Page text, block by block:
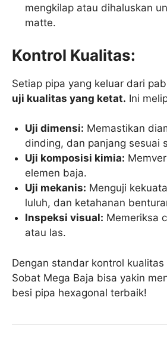
mengkilap atau dihaluskan
matte.
Kontrol Kualitas:
Setiap pipa yang keluar dari
uji kualitas yang ketat. Ini
Uji dimensi: Memastikan
dinding, dan panjang sesuai
Uji komposisi kimia:
elemen baja.
Uji mekanis: Menguji
luluh, dan ketahanan
Inspeksi visual: Memeriksa
atau las.
Dengan standar kontrol
Sobat Mega Baja bisa yakin
besi pipa hexagonal terbaik!